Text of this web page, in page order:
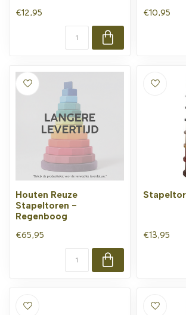
€12,95
€10,95
Houten Reuze
Stapeltoren -
Regenboog
€65,95
€13,95